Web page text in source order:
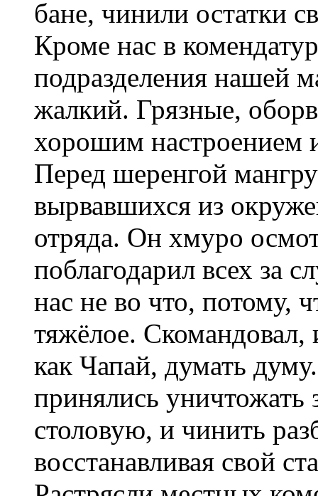
бане, чинили остатки
Кроме нас в
подразделения нашей
жалкий. Грязные,
хорошим настроением
Перед шеренгой
вырвавшихся из
отряда. Он хмуро
поблагодарил всех за
нас не во что, потому,
тяжёлое.
как Чапай, думать
принялись уничтожать
столовую, и чинить
восстанавливая свой